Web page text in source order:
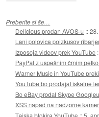
Preberite si še…
Delicious prodan AVOS-u ::
Lani polovica poizkusov
Izposoja videov prek YouTube
PayPal z uspešnim črnim
Warner Music in YouTube
YouTube bo prodajal iskalne
Bo eBay prodal Skype
XSS napad na nadzorne
Tajska blokira YouTube ::5.